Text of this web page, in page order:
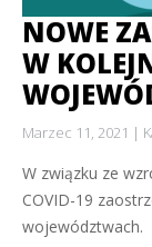
NOWE
W
Marzec 11, 2021
W związku ze
COVID-19
województwach.